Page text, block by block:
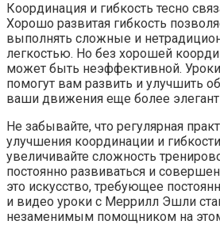
Координация и гибкость тесно
Хорошо развитая гибкость
выполнять сложные и
легкостью. Но без хорошей
может быть неэффективной.
помогут вам развить и улучшить
ваши движения еще более
Не забывайте, что регулярная
улучшения координации и
увеличивайте сложность
постоянно развиваться и
это искусство, требующее
и видео уроки с Меррилл Эшли
незаменимым помощником на